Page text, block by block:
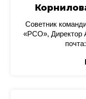
Советник
«РСО»,